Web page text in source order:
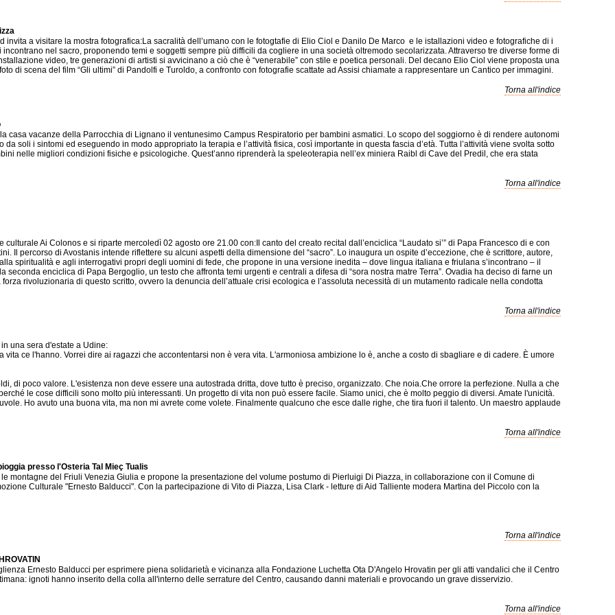
invita a visitare la mostra fotografica:La sacralità dell’umano con le fotogtafie di Elio Ciol e Danilo De Marco e le istallazioni video e fotografiche di i
nel sacro, proponendo temi e soggetti sempre più difficili da cogliere in una società oltremodo secolarizzata. Attraverso tre diverse forme di
video, tre generazioni di artisti si avvicinano a ciò che è “venerabile” con stile e poetica personali. Del decano Elio Ciol viene proposta una
di scena del film “Gli ultimi” di Pandolfi e Turoldo, a confronto con fotografie scattate ad Assisi chiamate a rappresentare un Cantico per immagini.
Torna all'indice
casa vacanze della Parrocchia di Lignano il ventunesimo Campus Respiratorio per bambini asmatici. Lo scopo del soggiorno è di rendere autonomi
soli i sintomi ed eseguendo in modo appropriato la terapia e l’attività fisica, così importante in questa fascia d’età. Tutta l’attività viene svolta sotto
nelle migliori condizioni fisiche e psicologiche. Quest’anno riprenderà la speleoterapia nell’ex miniera Raibl di Cave del Predil, che era stata
Torna all'indice
Ai Colonos e si riparte mercoledì 02 agosto ore 21.00 con:Il canto del creato recital dall’enciclica “Laudato si’” di Papa Francesco di e con
Il percorso di Avostanis intende riflettere su alcuni aspetti della dimensione del “sacro”. Lo inaugura un ospite d’eccezione, che è scrittore, autore,
spiritualità e agli interrogativi propri degli uomini di fede, che propone in una versione inedita – dove lingua italiana e friulana s’incontrano – il
seconda enciclica di Papa Bergoglio, un testo che affronta temi urgenti e centrali a difesa di “sora nostra matre Terra”. Ovadia ha deciso di farne un
rivoluzionaria di questo scritto, ovvero la denuncia dell’attuale crisi ecologica e l’assoluta necessità di un mutamento radicale nella condotta
Torna all'indice
una sera d'estate a Udine:
vita ce l'hanno. Vorrei dire ai ragazzi che accontentarsi non è vera vita. L'armoniosa ambizione lo è, anche a costo di sbagliare e di cadere. È umore
di poco valore. L'esistenza non deve essere una autostrada dritta, dove tutto è preciso, organizzato. Che noia.Che orrore la perfezione. Nulla a che
le cose difficili sono molto più interessanti. Un progetto di vita non può essere facile. Siamo unici, che è molto peggio di diversi. Amate l'unicità.
Ho avuto una buona vita, ma non mi avrete come volete. Finalmente qualcuno che esce dalle righe, che tira fuori il talento. Un maestro applaude
Torna all'indice
presso l'Osteria Tal Mieç Tualis
montagne del Friuli Venezia Giulia e propone la presentazione del volume postumo di Pierluigi Di Piazza, in collaborazione con il Comune di
Culturale "Ernesto Balducci". Con la partecipazione di Vito di Piazza, Lisa Clark - letture di Aid Talliente modera Martina del Piccolo con la
Torna all'indice
Ernesto Balducci per esprimere piena solidarietà e vicinanza alla Fondazione Luchetta Ota D'Angelo Hrovatin per gli atti vandalici che il Centro
ignoti hanno inserito della colla all'interno delle serrature del Centro, causando danni materiali e provocando un grave disservizio.
Torna all'indice